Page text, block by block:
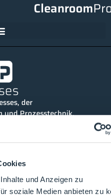
und Anzeigen zu
soziale Medien anbieten zu
Cleanroom
der
Prozesstechnik.
Stand, kannst
relevanten Themen